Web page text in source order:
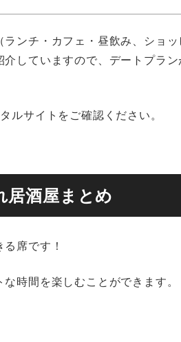
ンチ・カフェ・昼飲み、ショ
していますので、デートプラ
ルサイトをご確認ください。
居酒屋まとめ
席です！
時間を楽しむことができます。